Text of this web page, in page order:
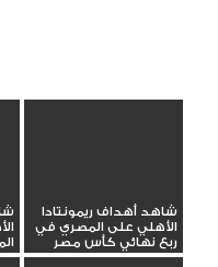
شاهد أهداف ريمونتادا
الأهلي على المصري في
ربع نهائي كأس مصر
تعرض...